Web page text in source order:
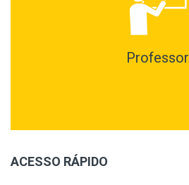
Professor
ACESSO RÁPIDO